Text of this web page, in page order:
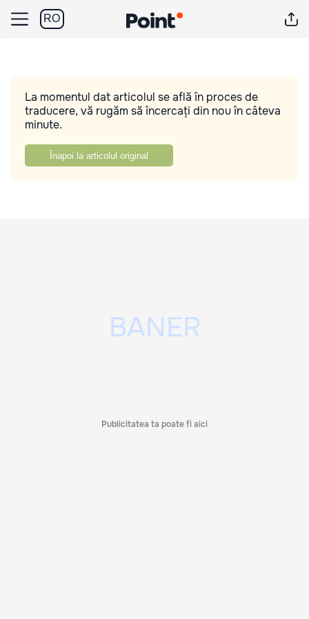
RO
La momentul dat articolul se află în proces de
traducere, vă rugăm să încercați din nou în câteva
minute.
Înapoi la articolul original
Publicitatea ta poate fi aici